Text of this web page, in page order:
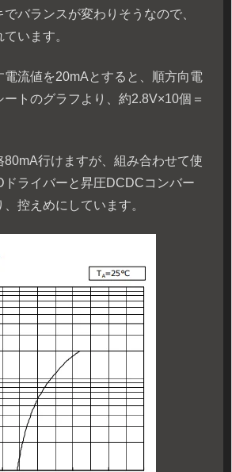
バランスが変わりそうなので、
います。
電流値を20mAとすると、順方向電
トのグラフより、約2.8V×10個＝
行けますが、組み合わせて使
ドライバーと昇圧DCDCコンバー
控えめにしています。